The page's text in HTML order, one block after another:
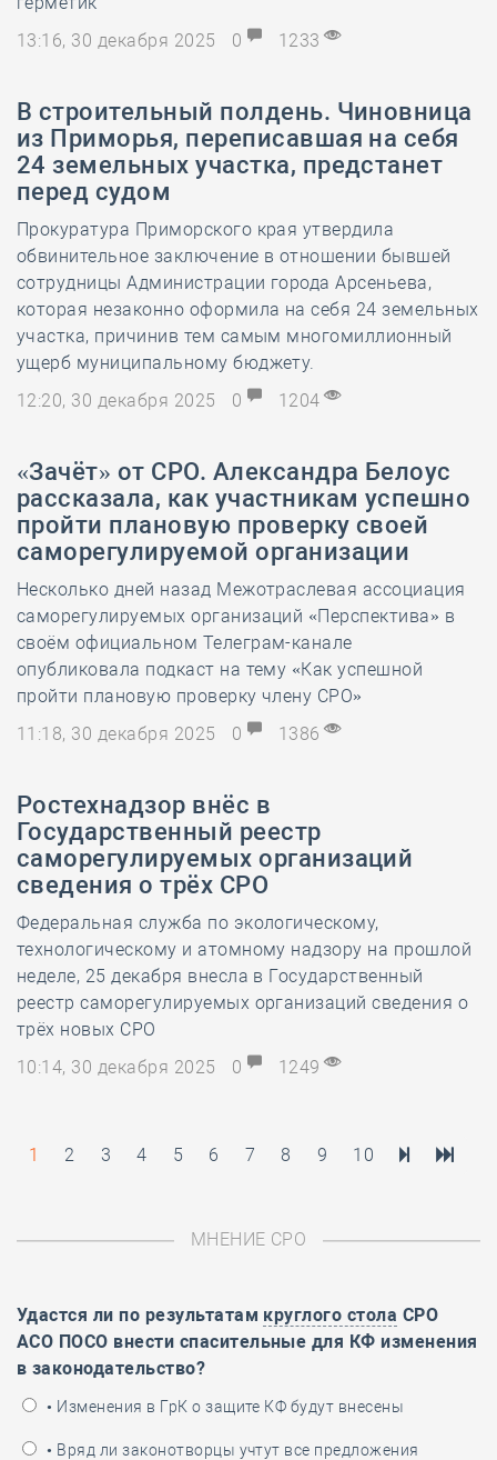
13:16, 30 декабря 2025
0 1233
В строительный полдень. Чиновница
из Приморья, переписавшая на себя
24 земельных участка, предстанет
перед судом
Прокуратура Приморского края утвердила
обвинительное заключение в отношении бывшей
сотрудницы Администрации города Арсеньева,
которая незаконно оформила на себя 24 земельных
участка, причинив тем самым многомиллионный
ущерб муниципальному бюджету.
12:20, 30 декабря 2025
0 1204
«Зачёт» от СРО. Александра Белоус
рассказала, как участникам успешно
пройти плановую проверку своей
саморегулируемой организации
Несколько дней назад Межотраслевая ассоциация
саморегулируемых организаций «Перспектива» в
своём официальном Телеграм-канале
опубликовала подкаст на тему «Как успешной
пройти плановую проверку члену СРО»
11:18, 30 декабря 2025
0 1386
Ростехнадзор внёс в
Государственный реестр
саморегулируемых организаций
сведения о трёх СРО
Федеральная служба по экологическому,
технологическому и атомному надзору на прошлой
неделе, 25 декабря внесла в Государственный
реестр саморегулируемых организаций сведения о
трёх новых СРО
10:14, 30 декабря 2025
0 1249
1 2 3 4 5 6 7 8 9 10
МНЕНИЕ СРО
Удастся ли по результатам круглого стола СРО
АСО ПОСО внести спасительные для КФ изменения
в законодательство?
• Изменения в ГрК о защите КФ будут внесены
• Вряд ли законотворцы учтут все предложения